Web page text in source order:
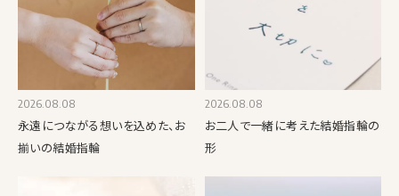
2026.08.08
永遠につながる想いを込めた、お
揃いの結婚指輪
2026.08.08
お二人で一緒に考えた結婚指輪の
形